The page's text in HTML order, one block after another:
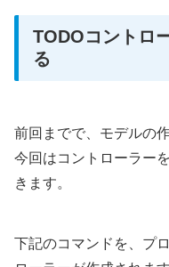
TODOコントロ
る
前回までで、モデルの
今回はコントローラー
きます。
下記のコマンドを、プ